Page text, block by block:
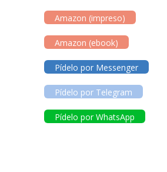
Amazon (impreso)
Amazon (ebook)
Pídelo por Messenger
Pídelo por Telegram
Pídelo por WhatsApp